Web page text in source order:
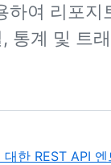
하여 리포지
통계 및 트
한 REST API